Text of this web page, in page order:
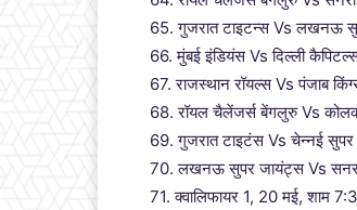
65. गुजरात टाइटन्स Vs लखनऊ
66. मुंबई इंडियंस Vs दिल्ली
67. राजस्थान रॉयल्स Vs पंजाब
68. रॉयल चैलेंजर्स बेंगलुरु Vs
69. गुजरात टाइटंस Vs चेन्नई
70. लखनऊ सुपर जायंट्स Vs
71. क्वालिफायर 1, 20 मई, शाम